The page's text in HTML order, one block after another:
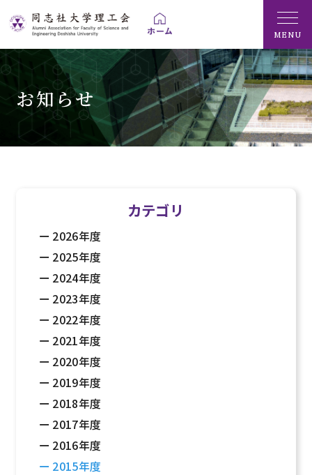
MENU
お知らせ
カテゴリ
2026年度
2025年度
2024年度
2023年度
2022年度
2021年度
2020年度
2019年度
2018年度
2017年度
2016年度
2015年度